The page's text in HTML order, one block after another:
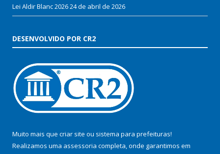
Lei Aldir Blanc 202624 de abril de 2026
DESENVOLVIDO POR CR2
Muito mais que criar site ou sistema para prefeituras!
Realizamos uma assessoria completa, onde garantimos em